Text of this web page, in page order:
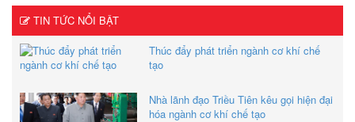
TIN TỨC NỔI BẬT
Thúc đẩy phát triển ngành cơ khí chế
tạo
Nhà lãnh đạo Triều Tiên kêu gọi hiện đại
hóa ngành cơ khí chế tạo